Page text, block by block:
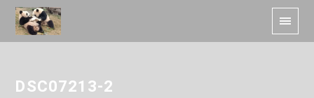
DSC07213-2